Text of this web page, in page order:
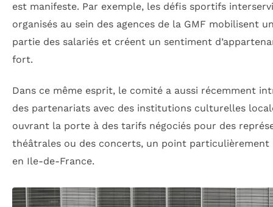
est manifeste. Par exemple, les défis sportifs
organisés au sein des agences de la GMF mobilisent
partie des salariés et créent un sentiment
fort.
Dans ce même esprit, le comité a aussi récemment
des partenariats avec des institutions culturelles
ouvrant la porte à des tarifs négociés pour des
théâtrales ou des concerts, un point particulièrement
en Ile-de-France.